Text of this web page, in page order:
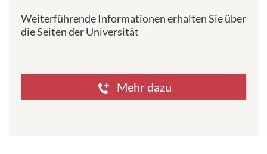
s
s
Weiterführende Informationen erhalten Sie über
die Seiten der Universität
Mehr dazu